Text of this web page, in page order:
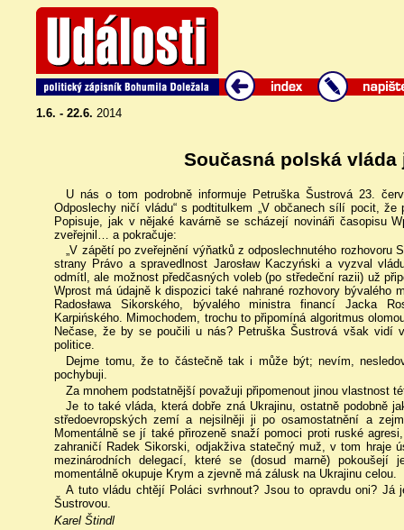
1.6. - 22.6. 2014
Současná polská vláda
U nás o tom podrobně informuje Petruška Šustrová 23.
Odposlechy ničí vládu“ s podtitulkem „V občanech sílí pocit,
Popisuje, jak v nějaké kavárně se scházejí novináři časopisu
zveřejnil… a pokračuje:
„V zápětí po zveřejnění výňatků z odposlechnutého rozhovoru
strany Právo a spravedlnost Jarosław Kaczyński a vyzval
odmítl, ale možnost předčasných voleb (po středeční razii) už
Wprost má údajně k dispozici také nahrané rozhovory bývalého
Radosława Sikorského, bývalého ministra financí Jacka
Karpińského. Mimochodem, trochu to připomíná algoritmus
Nečase, že by se poučili u nás? Petruška Šustrová však vidí
politice.
Dejme tomu, že to částečně tak i může být; nevím,
pochybuji.
Za mnohem podstatnější považuji připomenout jinou vlastnost
Je to také vláda, která dobře zná Ukrajinu, ostatně podobně
středoevropských zemí a nejsilněji ji po osamostatnění a
Momentálně se jí také přirozeně snaží pomoci proti ruské
zahraničí Radek Sikorski, odjakživa statečný muž, v tom hraje
mezinárodních delegací, které se (dosud marně)
momentálně okupuje Krym a zjevně má zálusk na Ukrajinu celou.
A tuto vládu chtějí Poláci svrhnout? Jsou to opravdu oni? Já
Šustrovou.
Karel Štindl